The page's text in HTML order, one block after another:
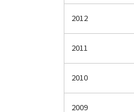
2012
2011
2010
2009